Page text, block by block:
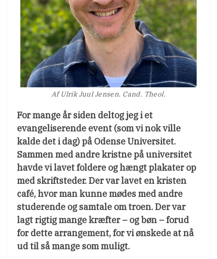
Af Ulrik Juul Jensen. Cand. Theol.
For mange år siden deltog jeg i et
evangeliserende event (som vi nok ville
kalde det i dag) på Odense Universitet.
Sammen med andre kristne på universitet
havde vi lavet foldere og hængt plakater op
med skriftsteder. Der var lavet en kristen
café, hvor man kunne mødes med andre
studerende og samtale om troen. Der var
lagt rigtig mange kræfter – og bøn – forud
for dette arrangement, for vi ønskede at nå
ud til så mange som muligt.